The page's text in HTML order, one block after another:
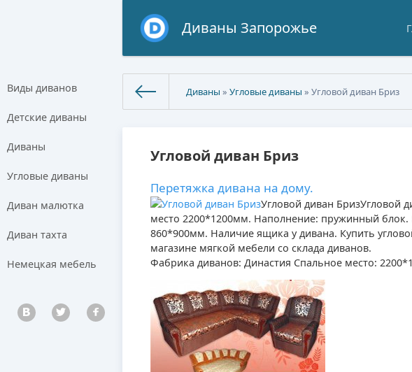
Диваны Запорожье
Виды диванов
Детские диваны
Диваны
Угловые диваны
Диван малютка
Диван тахта
Немецкая мебель
Диваны »Угловые диваны » Угловой диван Бриз
Угловой диван Бриз
Перетяжка дивана на дому.
Угловой диван БризУгловой
место 2200*1200мм. Наполнение: пружинный блок.
860*900мм. Наличие ящика у дивана. Купить
магазине мягкой мебели со склада диванов.
Фабрика диванов: Династия Спальное место: